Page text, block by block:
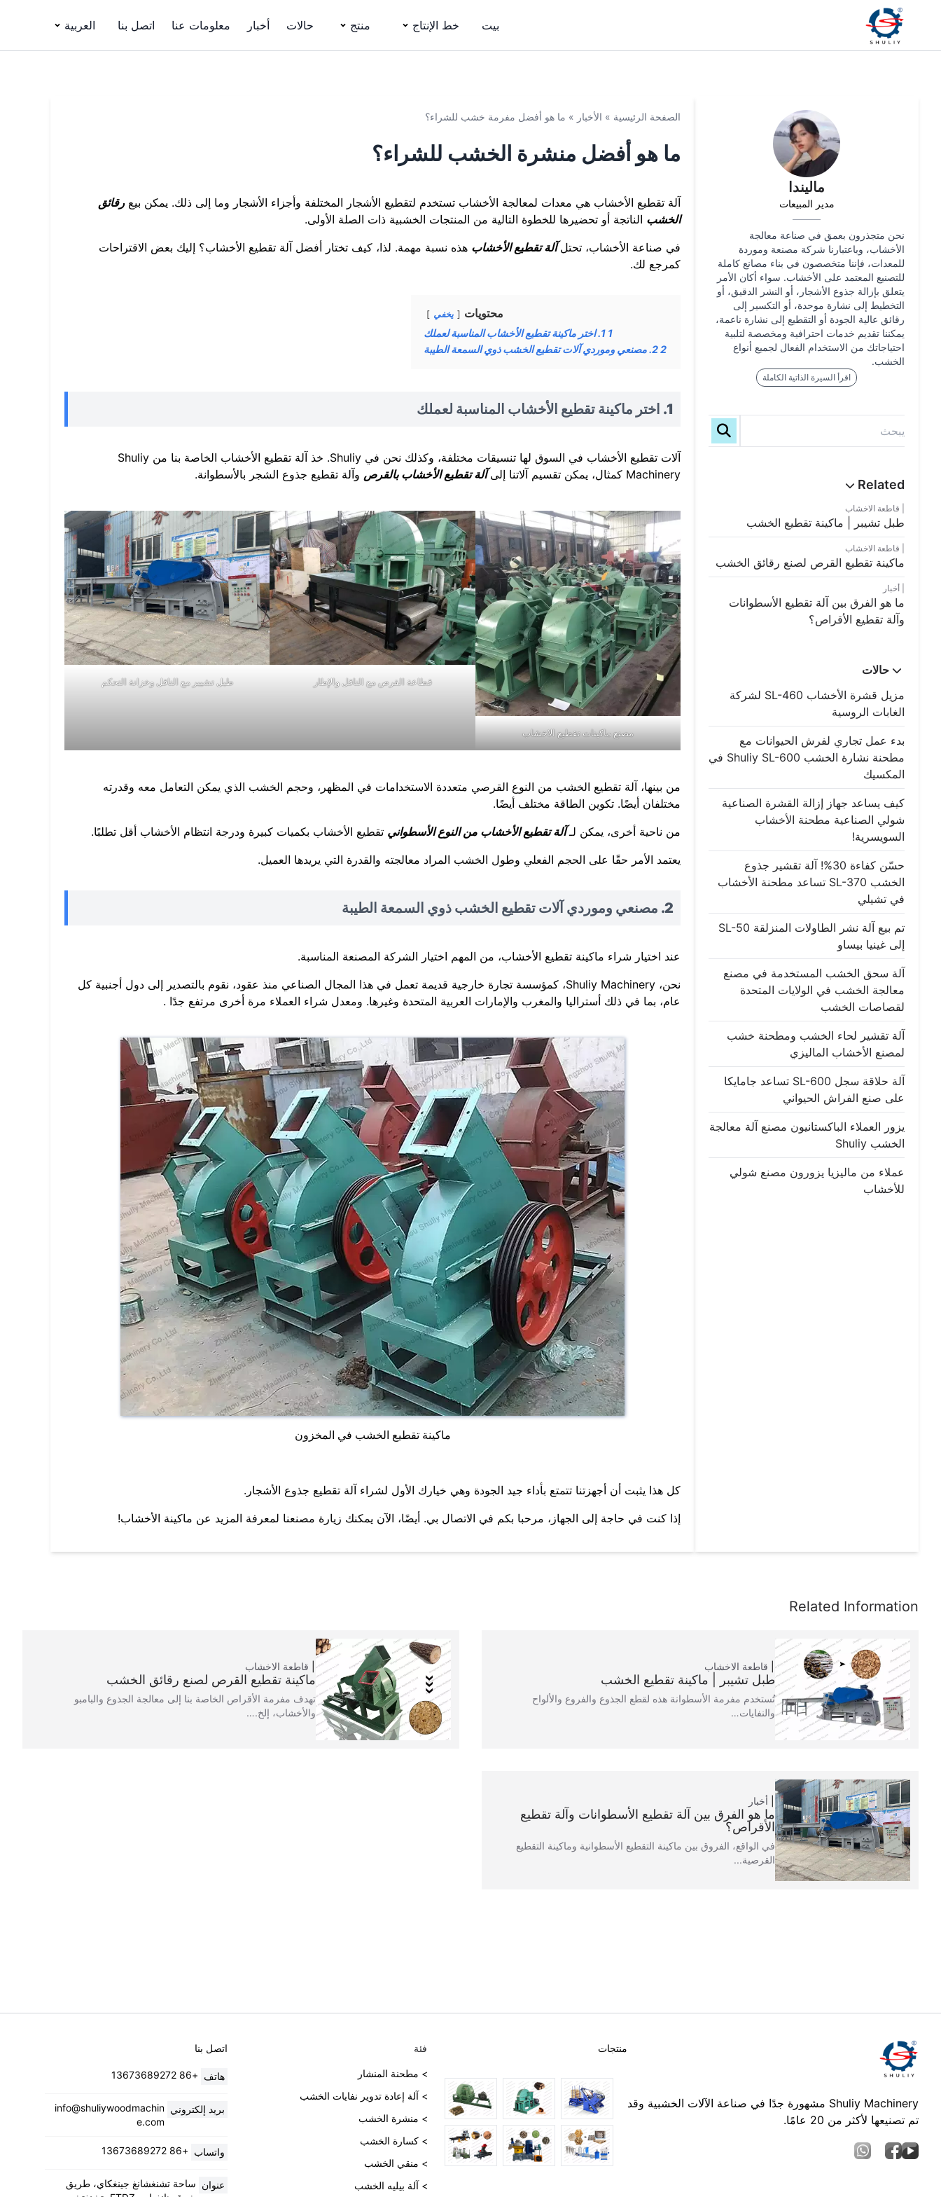
بيت خط الإنتاج منتج حالات أخبار معلومات عنا اتصل بنا العربية
ماليندا
مدير المبيعات
نحن متجذرون بعمق في صناعة معالجة
الأخشاب، وباعتبارنا شركة مصنعة وموردة
للمعدات، فإننا متخصصون في بناء مصانع كاملة
للتصنيع المعتمد على الأخشاب. سواء أكان الأمر
يتعلق بإزالة جذوع الأشجار، أو النشر الدقيق، أو
التخطيط إلى نشارة موحدة، أو التكسير إلى
رقائق عالية الجودة أو التقطيع إلى نشارة ناعمة،
يمكننا تقديم خدمات احترافية ومخصصة لتلبية
احتياجاتك من الاستخدام الفعال لجميع أنواع
الخشب.
اقرأ السيرة الذاتية الكاملة
قاطعة الاخشاب
طبل تشيبر | ماكينة تقطيع الخشب
قاطعة الاخشاب
ماكينة تقطيع القرص لصنع رقائق الخشب
أخبار
ما هو الفرق بين آلة تقطيع الأسطوانات
وآلة تقطيع الأقراص؟
حالات
مزيل قشرة الأخشاب SL-460 لشركة
الغابات الروسية
بدء عمل تجاري لفرش الحيوانات مع
مطحنة نشارة الخشب Shuliy SL-600 في
المكسيك
كيف يساعد جهاز إزالة القشرة الصناعية
شولي الصناعية مطحنة الأخشاب
السويسرية!
حسّن كفاءة 30%! آلة تقشير جذوع
الخشب SL-370 تساعد مطحنة الأخشاب
في تشيلي
تم بيع آلة نشر الطاولات المنزلقة SL-50
إلى غينيا بيساو
آلة سحق الخشب المستخدمة في مصنع
معالجة الخشب في الولايات المتحدة
لقصاصات الخشب
آلة تقشير لحاء الخشب ومطحنة خشب
لمصنع الأخشاب الماليزي
آلة حلاقة سجل SL-600 تساعد جامايكا
على صنع الفراش الحيواني
يزور العملاء الباكستانيون مصنع آلة معالجة
الخشب Shuliy
عملاء من ماليزيا يزورون مصنع شولي
للأخشاب
الصفحة الرئيسية » الأخبار » ما هو أفضل مفرمة خشب للشراء؟
ما هو أفضل منشرة الخشب للشراء؟
آلة تقطيع الأخشاب هي معدات لمعالجة الأخشاب تستخدم لتقطيع الأشجار المختلفة وأجزاء الأشجار وما إلى ذلك. يمكن بيعرقائق
الخشب الناتجة أو تحضيرها للخطوة التالية من المنتجات الخشبية ذات الصلة الأولى.
في صناعة الأخشاب، تحتلآلة تقطيع الأخشاب هذه نسبة مهمة. لذا، كيف تختار أفضل آلة تقطيع الأخشاب؟ إليك بعض الاقتراحات
كمرجع لك.
محتويات يخفي
1 1. اختر ماكينة تقطيع الأخشاب المناسبة لعملك
22. مصنعي وموردي آلات تقطيع الخشب ذوي السمعة الطيبة
1. اختر ماكينة تقطيع الأخشاب المناسبة لعملك
آلات تقطيع الأخشاب في السوق لها تنسيقات مختلفة، وكذلك نحن في Shuliy. خذ آلة تقطيع الأخشاب الخاصة بنا من Shuliy
Machinery كمثال، يمكن تقسيم آلاتنا إلى
آلة تقطيع الأخشاب بالقرص وآلة تقطيع جذوع الشجر بالأسطوانة.
مصنع ماكينات تقطيع الاخشاب
قطاعة القرص مع الناقل والإطار طبل تشيبر مع الناقل وخزانة التحكم
من بينها، آلة تقطيع الخشب من النوع القرصي متعددة الاستخدامات في المظهر، وحجم الخشب الذي يمكن التعامل معه وقدرته
مختلفان أيضًا. تكوين الطاقة مختلف أيضًا.
من ناحية أخرى، يمكن لـآلة تقطيع الأخشاب من النوع الأسطواني تقطيع الأخشاب بكميات كبيرة ودرجة انتظام الأخشاب أقل تطلبًا.
يعتمد الأمر حقًا على الحجم الفعلي وطول الخشب المراد معالجته والقدرة التي يريدها العميل.
2. مصنعي وموردي آلات تقطيع الخشب ذوي السمعة الطيبة
عند اختيار شراء ماكينة تقطيع الأخشاب، من المهم اختيار الشركة المصنعة المناسبة.
نحن، Shuliy Machinery، كمؤسسة تجارة خارجية قديمة تعمل في هذا المجال الصناعي منذ عقود، نقوم بالتصدير إلى دول أجنبية كل
عام، بما في ذلك أستراليا والمغرب والإمارات العربية المتحدة وغيرها. ومعدل شراء العملاء مرة أخرى مرتفع جدًا .
ماكينة تقطيع الخشب في المخزون
كل هذا يثبت أن أجهزتنا تتمتع بأداء جيد الجودة وهي خيارك الأول لشراء آلة تقطيع جذوع الأشجار.
إذا كنت في حاجة إلى الجهاز، مرحبا بكم في الاتصال بي. أيضًا، الآن يمكنك زيارة مصنعنا لمعرفة المزيد عن ماكينة الأخشاب!
قاطعة الاخشاب
طبل تشيبر | ماكينة تقطيع الخشب
تُستخدم مفرمة الأسطوانة هذه لقطع الجذوع والفروع والألواح
والنفايات…
قاطعة الاخشاب
ماكينة تقطيع القرص لصنع رقائق الخشب
تهدف مفرمة الأقراص الخاصة بنا إلى معالجة الجذوع والبامبو
والأخشاب، إلخ.…
أخبار
ما هو الفرق بين آلة تقطيع الأسطوانات وآلة تقطيع
الأقراص؟
في الواقع، الفروق بين ماكينة التقطيع الأسطوانية وماكينة التقطيع
القرصية...
Shuliy Machinery مشهورة جدًا في صناعة الآلات الخشبية وقد
تم تصنيعها لأكثر من 20 عامًا.
منتجات فئة
> مطحنة المنشار
> آلة إعادة تدوير نفايات الخشب
> منشرة الخشب
> كسارة الخشب
> منقي الخشب
> آلة بيليه الخشب
اتصل بنا
هاتف +86 13673689272
بريد إلكتروني info@shuliywoodmachin
e.com
واتساب +86 13673689272
عنوان ساحة تشنغشانغ جينغكاي، طريق